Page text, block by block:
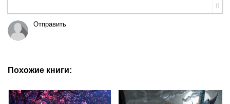
0
Отправить
Похожие книги: